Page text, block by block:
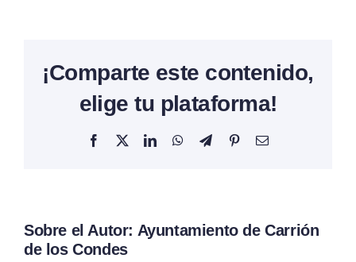
¡Comparte este contenido,
elige tu plataforma!
Facebook
X LinkedInWhatsAppTelegramPinterestCorreo
Sobre el Autor: Ayuntamiento de Carrión
de los Condes